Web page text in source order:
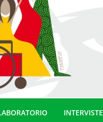
INTERVISTE